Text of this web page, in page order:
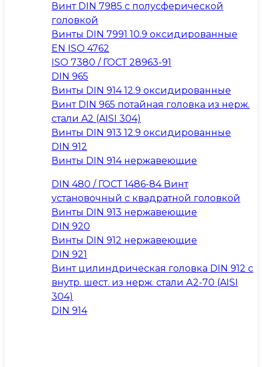
Винт DIN 7985 с полусферической
головкой
Винты DIN 7991 10.9 оксидированные
EN ISO 4762
ISO 7380 / ГОСТ 28963-91
DIN 965
Винты DIN 914 12.9 оксидированные
Винт DIN 965 потайная головка из нерж.
стали A2 (AISI 304)
Винты DIN 913 12.9 оксидированные
DIN 912
Винты DIN 914 нержавеющие
DIN 480 / ГОСТ 1486-84 Винт
установочный с квадратной головкой
Винты DIN 913 нержавеющие
DIN 920
Винты DIN 912 нержавеющие
DIN 921
Винт цилиндрическая головка DIN 912 с
внутр. шест. из нерж. стали А2-70 (AISI
304)
DIN 914